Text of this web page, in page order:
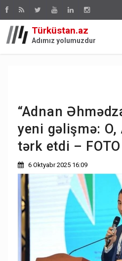
Türküstan.az
Adımız yolumuzdur
“Adnan
yeni gəlişmə: O,
tərk etdi – FOTO
6 Oktyabr 2025 16:09